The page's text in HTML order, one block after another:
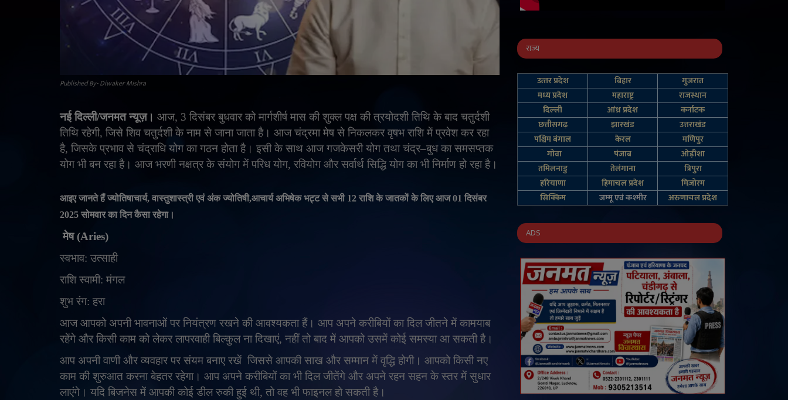
Published By- Diwaker Mishra
नई दिल्ली/जनमत न्यूज़। आज, 3 दिसंबर बुधवार को मार्गशीर्ष मास की शुक्ल पक्ष की त्रयोदशी तिथि के बाद चतुर्दशी
तिथि रहेगी, जिसे शिव चतुर्दशी के नाम से जाना जाता है। आज चंद्रमा मेष से निकलकर वृषभ राशि में प्रवेश कर रहा
है, जिसके प्रभाव से चंद्राधि योग का गठन होता है। इसी के साथ आज गजकेसरी योग तथा चंद्र–बुध का समसप्तक
योग भी बन रहा है। आज भरणी नक्षत्र के संयोग में परिध योग, रवियोग और सर्वार्थ सिद्धि योग का भी निर्माण हो रहा है।
आइए जानते हैं ज्योतिषाचार्य, वास्तुशास्त्री एवं अंक ज्योतिषी,आचार्य अभिषेक भट्ट से सभी 12 राशि के जातकों के लिए आज01 दिसंबर
2025 सोमवार का दिन कैसा रहेगा।
मेष (Aries)
स्वभाव: उत्साही
राशि स्वामी: मंगल
शुभ रंग: हरा
आज आपको अपनी भावनाओं पर नियंत्रण रखने की आवश्यकता हैं। आप अपने करीबियों का दिल जीतने में कामयाब
रहेंगे और किसी काम को लेकर लापरवाही बिल्कुल ना दिखाएं, नहीं तो बाद में आपको उसमें कोई समस्या आ सकती है।
आप अपनी वाणी और व्यवहार पर संयम बनाए रखें जिससे आपकी साख और सम्मान में वृद्धि होगी। आपको किसी नए
काम की शुरुआत करना बेहतर रहेगा। आप अपने करीबियों का भी दिल जीतेंगे और अपने रहन सहन के स्तर में सुधार
लाएंगे। यदि बिजनेस में आपकी कोई डील रुकी हुई थी, तो वह भी फाइनल हो सकती है।
राज्य
उत्‍तर प्रदेश बिहार
गुजरात
मध्य प्रदेश
महाराष्ट्र
राजस्थान
दिल्‍ली
आंध्र प्रदेश
कर्नाटक
छत्तीसगढ़
झारखंड
उत्तराखंड
पश्चिम बंगाल
केरल
मणिपुर
गोवा
पंजाब
ओड़ीशा
तमिलनाडु
तेलंगाना
त्रिपुरा
हरियाणा
हिमाचल प्रदेश
मिज़ोरम
सिक्किम
जम्‍मू एवं कश्‍मीर अरुणाचल प्रदेश
ADS